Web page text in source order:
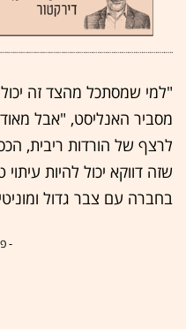
"למי שמסתכל מהצד זה יכול
מסביר האנליסט, "אבל מאוד
לרצף של הורדות ריבית,
שזה דווקא יכול להיות
בחברה עם צבר גדול
-